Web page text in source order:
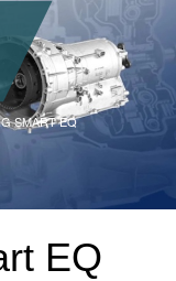
SMART EQ
EQ